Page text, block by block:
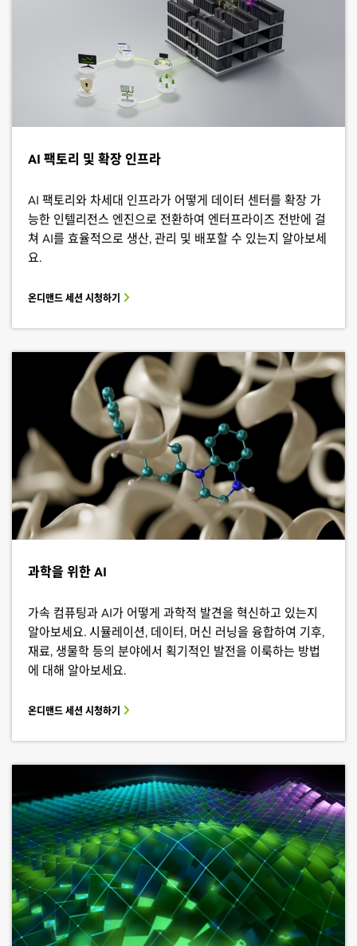
AI 팩토리 및 확장 인프라
AI 팩토리와 차세대 인프라가 어떻게 데이터 센터를 확장 가
능한 인텔리전스 엔진으로 전환하여 엔터프라이즈 전반에 걸
쳐 AI를 효율적으로 생산, 관리 및 배포할 수 있는지 알아보세
요.
온디맨드 세션 시청하기
과학을 위한 AI
가속 컴퓨팅과 AI가 어떻게 과학적 발견을 혁신하고 있는지
알아보세요. 시뮬레이션, 데이터, 머신 러닝을 융합하여 기후,
재료, 생물학 등의 분야에서 획기적인 발전을 이룩하는 방법
에 대해 알아보세요.
온디맨드 세션 시청하기